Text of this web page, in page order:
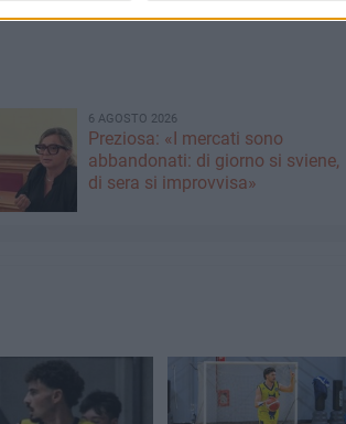
6 AGOSTO 2026
Preziosa: «I mercati sono
abbandonati: di giorno si sviene,
di sera si improvvisa»